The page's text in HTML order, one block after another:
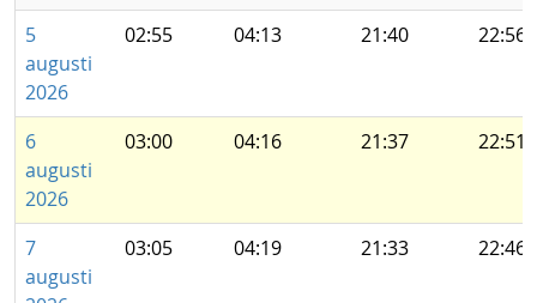
5
augusti
2026
02:55 04:13 21:40 22:56
6
augusti
2026
03:00 04:16 21:37 22:51
7
augusti
03:05 04:19 21:33 22:46